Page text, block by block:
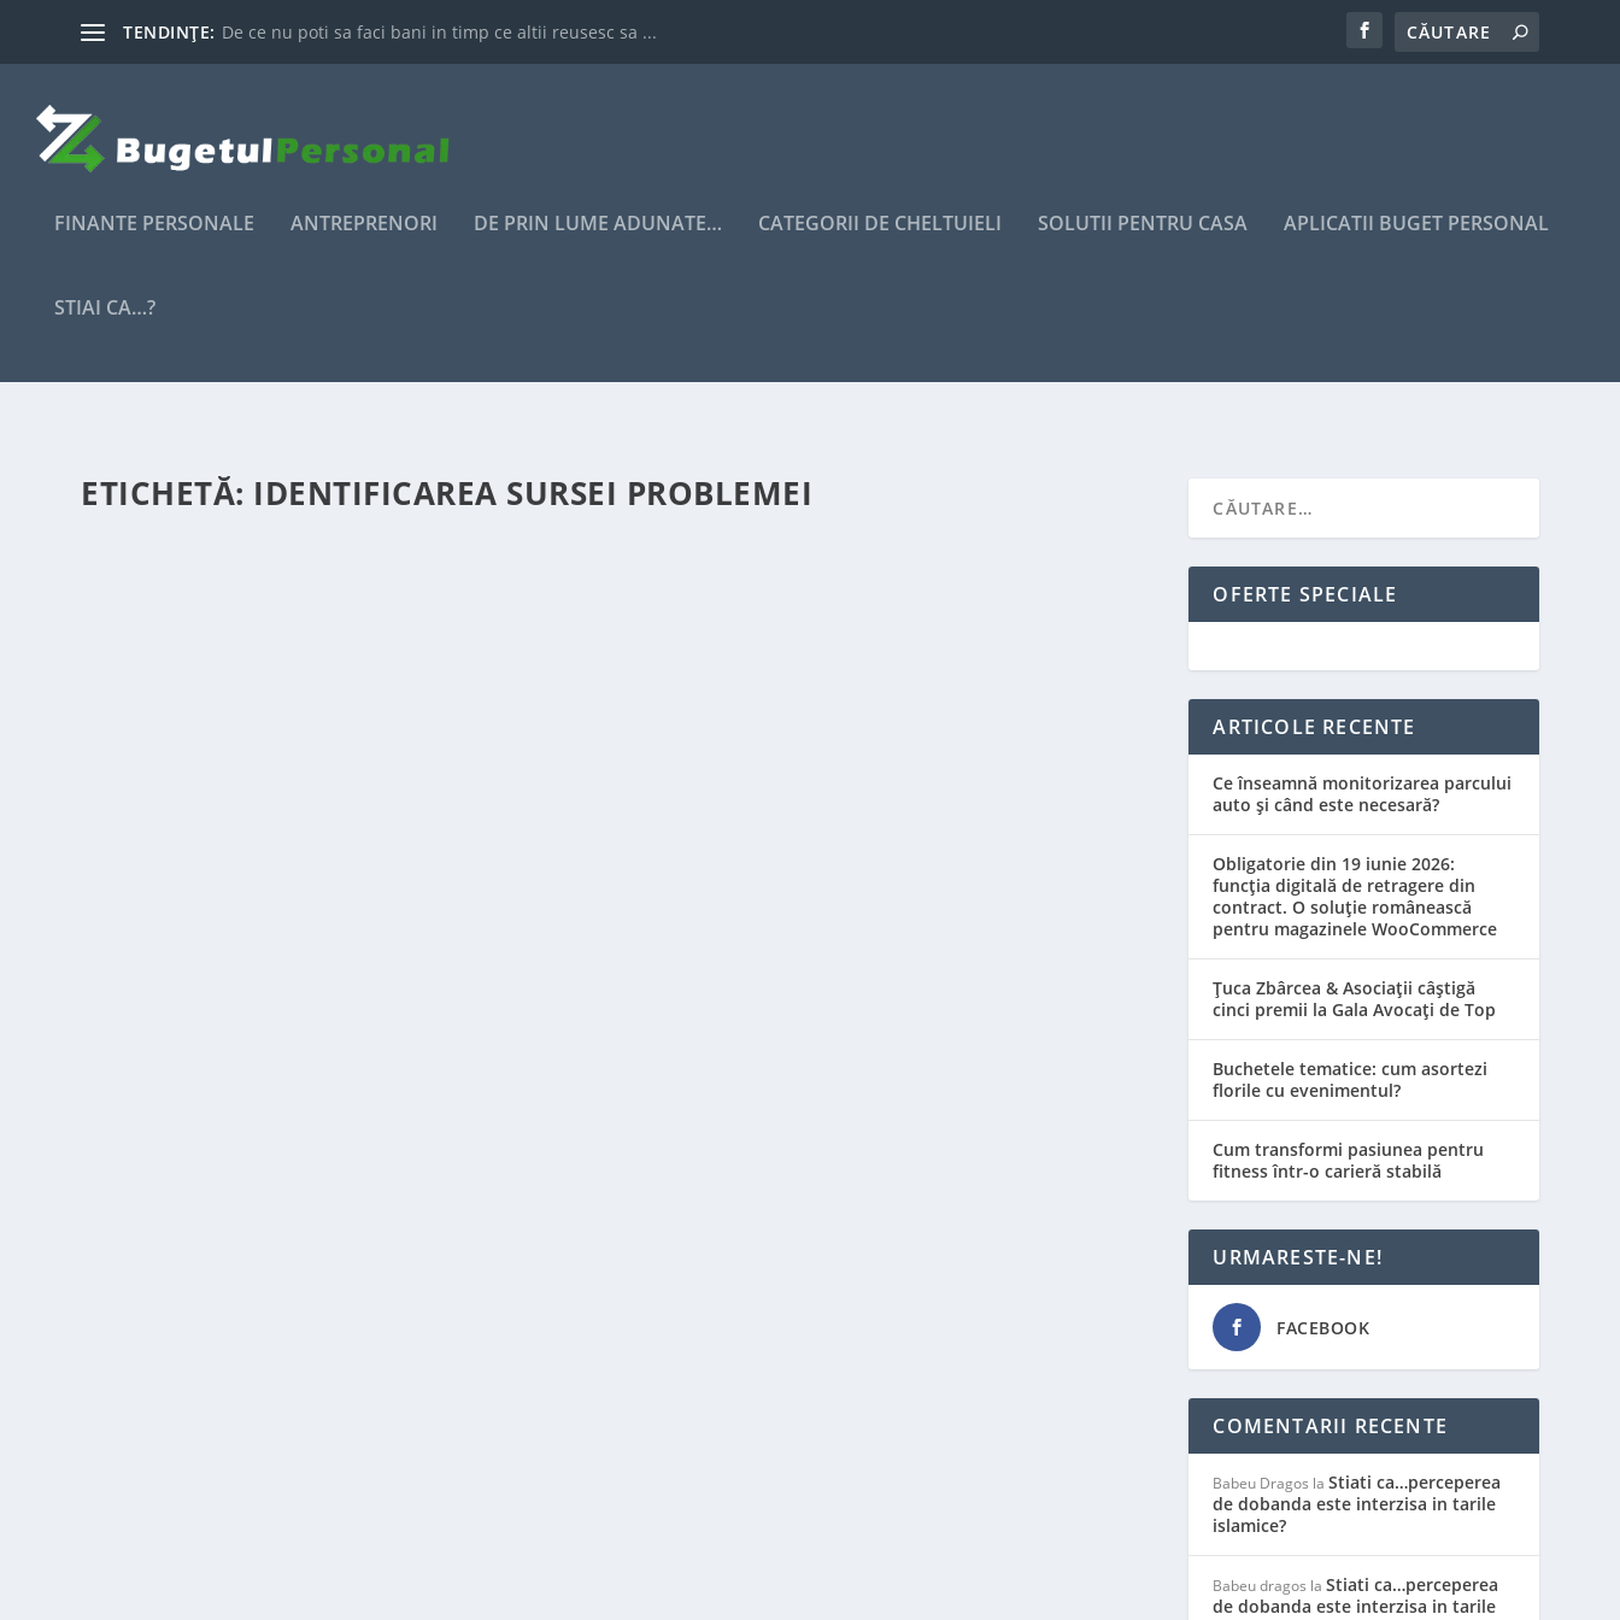
TENDINȚE: De ce nu poti sa faci bani in timp ce altii reusesc sa ...
FINANTE PERSONALE ANTREPRENORI DE PRIN LUME ADUNATE… CATEGORII DE CHELTUIELI SOLUTII PENTRU CASA APLICATII BUGET PERSONAL
STIAI CA…?
ETICHETĂ: IDENTIFICAREA SURSEI PROBLEMEI
OFERTE SPECIALE
ARTICOLE RECENTE
Ce înseamnă monitorizarea parcului
auto și când este necesară?
Obligatorie din 19 iunie 2026:
funcția digitală de retragere din
contract. O soluție românească
pentru magazinele WooCommerce
Țuca Zbârcea & Asociații câștigă
cinci premii la Gala Avocați de Top
Buchetele tematice: cum asortezi
florile cu evenimentul?
Cum transformi pasiunea pentru
fitness într-o carieră stabilă
URMARESTE-NE!
FACEBOOK
COMENTARII RECENTE
Babeu Dragos laStiati ca…perceperea
de dobanda este interzisa in tarile
islamice?
Babeu dragos laStiati ca…perceperea
de dobanda este interzisa in tarile